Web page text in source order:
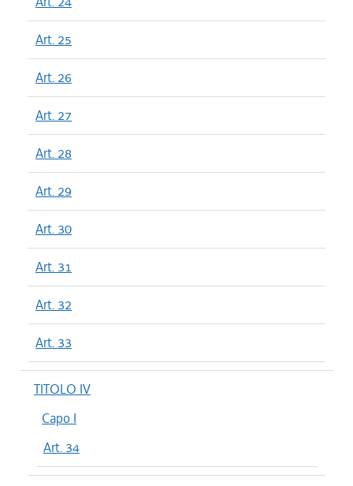
Art. 25
Art. 26
Art. 27
Art. 28
Art. 29
Art. 30
Art. 31
Art. 32
Art. 33
TITOLO IV
Capo I
Art. 34